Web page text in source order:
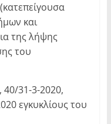
και
της λήψης
του
40/31-3-2020,
εγκυκλίους του